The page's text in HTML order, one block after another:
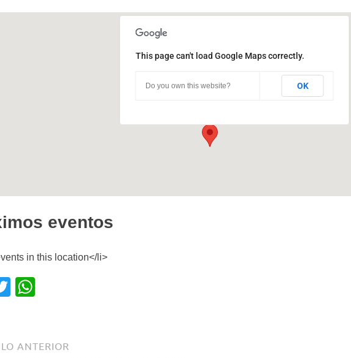
This page can't load Google Maps correctly.
Do you own this website? OK
eventos
in this location</li>
T
er s
ANTERIOR